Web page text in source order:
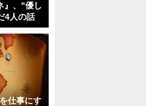
』、"優し
4人の話
仕事にす